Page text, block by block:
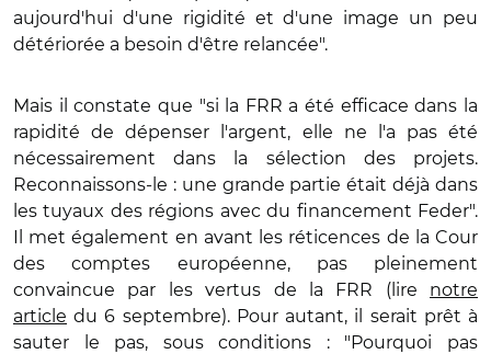
aujourd'hui d'une rigidité et d'une image un peu
détériorée a besoin d'être relancée".
Mais il constate que "si la FRR a été efficace dans la
rapidité de dépenser l'argent, elle ne l'a pas été
nécessairement dans la sélection des projets.
Reconnaissons-le : une grande partie était déjà dans
les tuyaux des régions avec du financement Feder".
Il met également en avant les réticences de la Cour
des comptes européenne, pas pleinement
convaincue par les vertus de la FRR (lire notre
article du 6 septembre). Pour autant, il serait prêt à
sauter le pas, sous conditions : "Pourquoi pas